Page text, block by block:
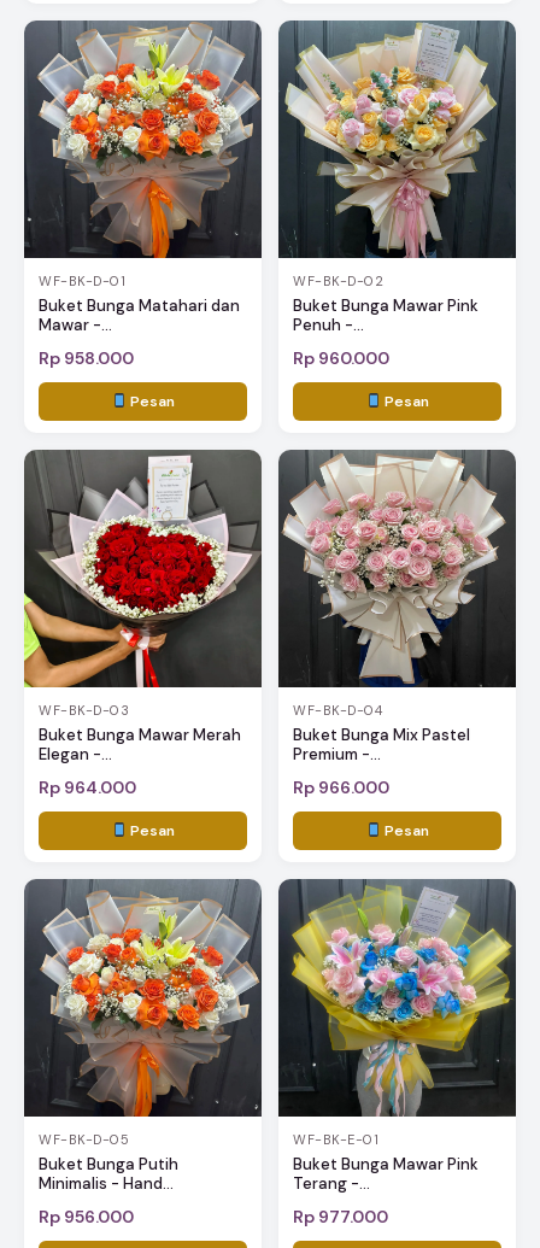
WF-BK-D-01
Buket Bunga Matahari dan
Mawar -...
Rp 958.000
Pesan
WF-BK-D-02
Buket Bunga Mawar Pink
Penuh -...
Rp 960.000
Pesan
WF-BK-D-03
Buket Bunga Mawar Merah
Elegan -...
Rp 964.000
Pesan
WF-BK-D-04
Buket Bunga Mix Pastel
Premium -...
Rp 966.000
Pesan
WF-BK-D-05
Buket Bunga Putih
Minimalis - Hand...
Rp 956.000
WF-BK-E-01
Buket Bunga Mawar Pink
Terang -...
Rp 977.000